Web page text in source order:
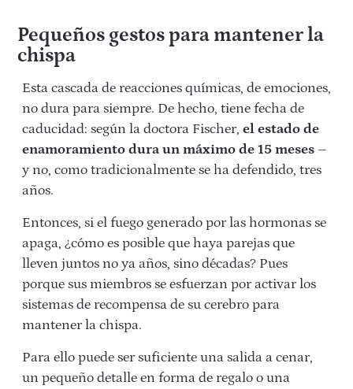
Pequeños gestos para mantener la
chispa
Esta cascada de reacciones químicas, de emociones,
no dura para siempre. De hecho, tiene fecha de
caducidad: según la doctora Fischer, el estado de
enamoramiento dura un máximo de 15 meses –
y no, como tradicionalmente se ha defendido, tres
años.
Entonces, si el fuego generado por las hormonas se
apaga, ¿cómo es posible que haya parejas que
lleven juntos no ya años, sino décadas? Pues
porque sus miembros se esfuerzan por activar los
sistemas de recompensa de su cerebro para
mantener la chispa.
Para ello puede ser suficiente una salida a cenar,
un pequeño detalle en forma de regalo o una